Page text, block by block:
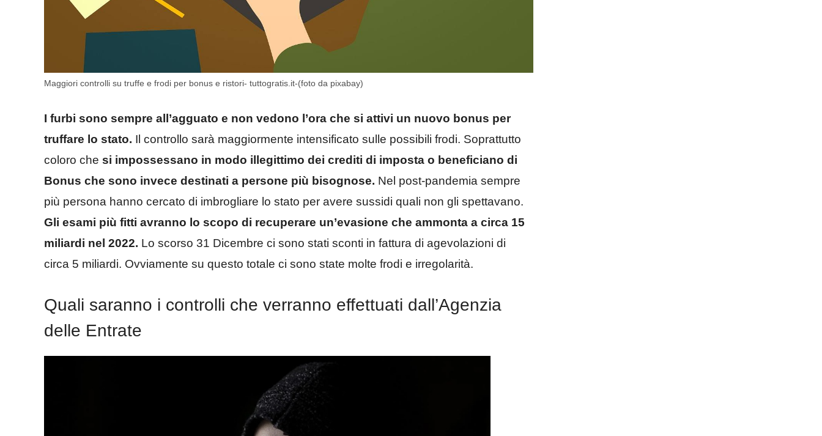
Maggiori controlli su truffe e frodi per bonus e ristori- tuttogratis.it-(foto da pixabay)
I furbi sono sempre all’agguato e non vedono l’ora che si attivi un nuovo bonus per
truffare lo stato. Il controllo sarà maggiormente intensificato sulle possibili frodi. Soprattutto
coloro che si impossessano in modo illegittimo dei crediti di imposta o beneficiano di
Bonus che sono invece destinati a persone più bisognose. Nel post-pandemia sempre
più persona hanno cercato di imbrogliare lo stato per avere sussidi quali non gli spettavano.
Gli esami più fitti avranno lo scopo di recuperare un’evasione che ammonta a circa 15
miliardi nel 2022. Lo scorso 31 Dicembre ci sono stati sconti in fattura di agevolazioni di
circa 5 miliardi. Ovviamente su questo totale ci sono state molte frodi e irregolarità.
Quali saranno i controlli che verranno effettuati dall’Agenzia
delle Entrate